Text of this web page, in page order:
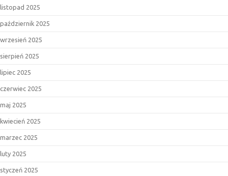
listopad 2025
październik 2025
wrzesień 2025
sierpień 2025
lipiec 2025
czerwiec 2025
maj 2025
kwiecień 2025
marzec 2025
luty 2025
styczeń 2025